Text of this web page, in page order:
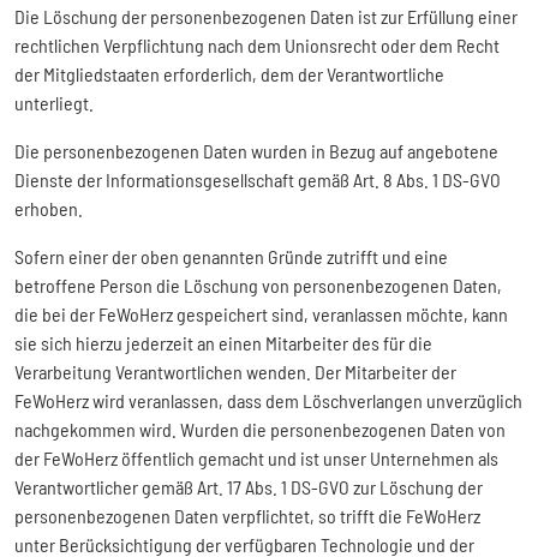
Die Löschung der personenbezogenen Daten ist zur Erfüllung einer
rechtlichen Verpflichtung nach dem Unionsrecht oder dem Recht
der Mitgliedstaaten erforderlich, dem der Verantwortliche
unterliegt.
Die personenbezogenen Daten wurden in Bezug auf angebotene
Dienste der Informationsgesellschaft gemäß Art. 8 Abs. 1 DS-GVO
erhoben.
Sofern einer der oben genannten Gründe zutrifft und eine
betroffene Person die Löschung von personenbezogenen Daten,
die bei der FeWoHerz gespeichert sind, veranlassen möchte, kann
sie sich hierzu jederzeit an einen Mitarbeiter des für die
Verarbeitung Verantwortlichen wenden. Der Mitarbeiter der
FeWoHerz wird veranlassen, dass dem Löschverlangen unverzüglich
nachgekommen wird. Wurden die personenbezogenen Daten von
der FeWoHerz öffentlich gemacht und ist unser Unternehmen als
Verantwortlicher gemäß Art. 17 Abs. 1 DS-GVO zur Löschung der
personenbezogenen Daten verpflichtet, so trifft die FeWoHerz
unter Berücksichtigung der verfügbaren Technologie und der